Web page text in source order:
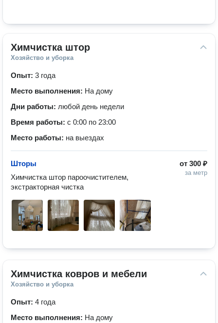
Химчистка штор
Хозяйство и уборка
Опыт: 3 года
Место выполнения: На дому
Дни работы: любой день недели
Время работы: с 0:00 по 23:00
Место работы: на выездах
от 300 ₽
за метр
Шторы
Химчистка штор пароочистителем,
экстракторная чистка
Химчистка ковров и мебели
Хозяйство и уборка
Опыт: 4 года
Место выполнения: На дому